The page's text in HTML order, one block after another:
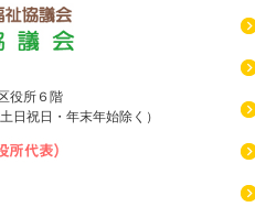
役所６階
日祝日・年末年始除く）